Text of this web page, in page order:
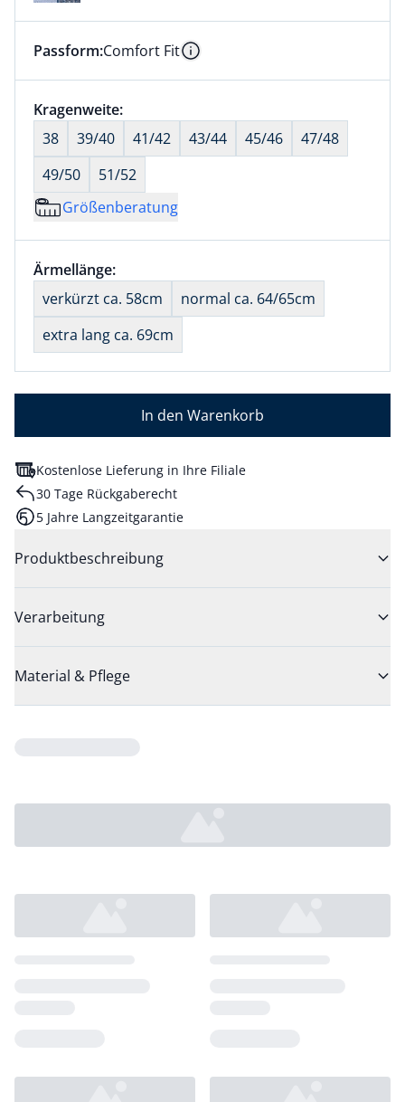
Dieser Artikel hat die Passform Comfort Fit. für
Passform:Comfort Fit Information
Größenauswahl:
Kragenweite:nichts ausgewählt
38
39/40 41/42 43/44 45/46
47/48
49/50
51/52
Größenberatung
Größenauswahl:
Ärmellänge:nichts ausgewählt
verkürzt ca. 58cm
normal ca. 64/65cm
extra lang ca. 69cm
In den Warenkorb
Kostenlose Lieferung in Ihre Filiale
30 Tage Rückgaberecht
5 Jahre Langzeitgarantie
Produktbeschreibung
Verarbeitung
Material & Pflege